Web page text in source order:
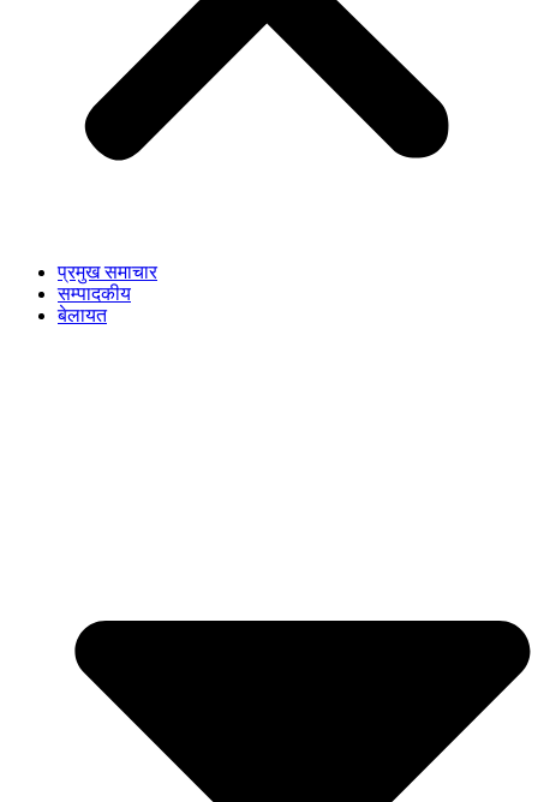
प्रमुख समाचार
सम्पादकीय
बेलायत